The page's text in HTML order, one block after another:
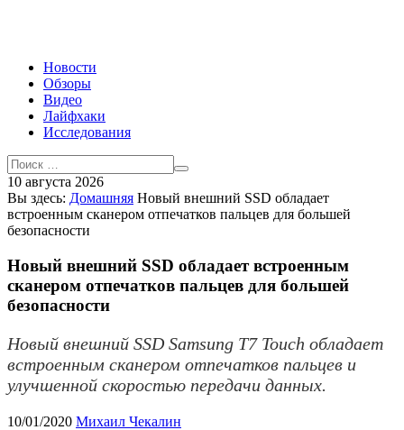
Новости
Обзоры
Видео
Лайфхаки
Исследования
10 августа 2026
Вы здесь: Домашняя Новый внешний SSD обладает
встроенным сканером отпечатков пальцев для большей
безопасности
Новый внешний SSD обладает встроенным
сканером отпечатков пальцев для большей
безопасности
Новый внешний SSD Samsung T7 Touch обладает
встроенным сканером отпечатков пальцев и
улучшенной скоростью передачи данных.
10/01/2020 Михаил Чекалин